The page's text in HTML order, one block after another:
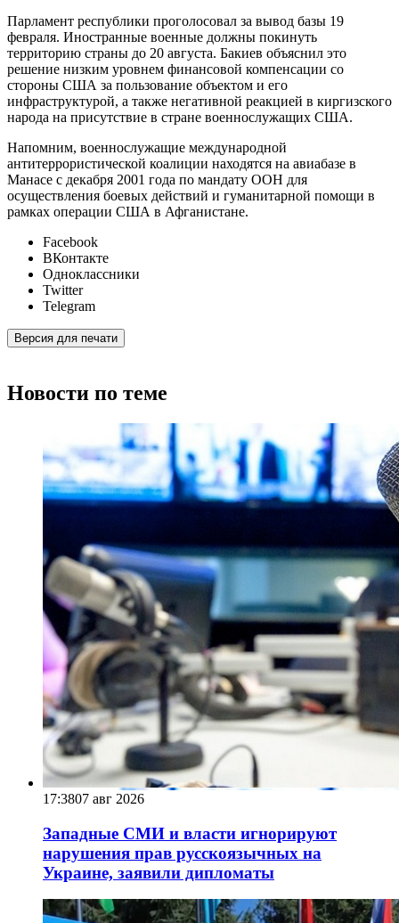
Парламент республики проголосовал за вывод базы 19
февраля. Иностранные военные должны покинуть
территорию страны до 20 августа. Бакиев объяснил это
решение низким уровнем финансовой компенсации со
стороны США за пользование объектом и его
инфраструктурой, а также негативной реакцией в киргизского
народа на присутствие в стране военнослужащих США.
Напомним, военнослужащие международной
антитеррористической коалиции находятся на авиабазе в
Манасе с декабря 2001 года по мандату ООН для
осуществления боевых действий и гуманитарной помощи в
рамках операции США в Афганистане.
Facebook
ВКонтакте
Одноклассники
Twitter
Telegram
Версия для печати
Новости по теме
17:3807 авг 2026
Западные СМИ и власти игнорируют
нарушения прав русскоязычных на
Украине, заявили дипломаты